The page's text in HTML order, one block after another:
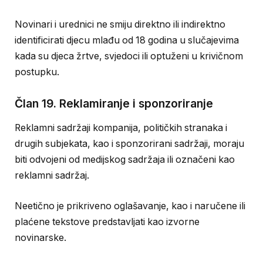
Novinari i urednici ne smiju direktno ili indirektno
identificirati djecu mlađu od 18 godina u slučajevima
kada su djeca žrtve, svjedoci ili optuženi u krivičnom
postupku.
Član 19. Reklamiranje i sponzoriranje
Reklamni sadržaji kompanija, političkih stranaka i
drugih subjekata, kao i sponzorirani sadržaji, moraju
biti odvojeni od medijskog sadržaja ili označeni kao
reklamni sadržaj.
Neetično je prikriveno oglašavanje, kao i naručene ili
plaćene tekstove predstavljati kao izvorne
novinarske.